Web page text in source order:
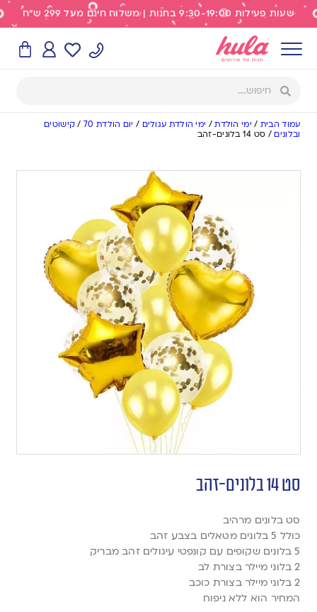
שעות פעילות 9:30-19:00 בחנות | משלוח חינם מעל 299 ש"ח
עמוד הבית / ימי הולדת/ ימי הולדת עגולים / יום הולדת 70 / קישוטים
ובלונים / סט 14 בלונים-זהב
סט 14 בלונים-זהב
סט בלונים מרהיב
כולל 5 בלונים מטאלים בצבע זהב
5 בלונים שקופים עם קונפטי עיגולים זהב מבריק
2 בלוני מיילר בצורת לב
2 בלוני מיילר בצורת כוכב
המחיר הוא ללא ניפוח